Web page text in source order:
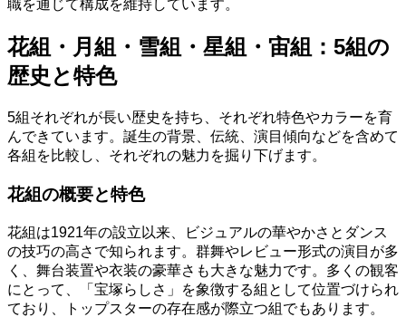
職を通じて構成を維持しています。
花組・月組・雪組・星組・宙組：5組の
歴史と特色
5組それぞれが長い歴史を持ち、それぞれ特色やカラーを育
んできています。誕生の背景、伝統、演目傾向などを含めて
各組を比較し、それぞれの魅力を掘り下げます。
花組の概要と特色
花組は1921年の設立以来、ビジュアルの華やかさとダンス
の技巧の高さで知られます。群舞やレビュー形式の演目が多
く、舞台装置や衣装の豪華さも大きな魅力です。多くの観客
にとって、「宝塚らしさ」を象徴する組として位置づけられ
ており、トップスターの存在感が際立つ組でもあります。